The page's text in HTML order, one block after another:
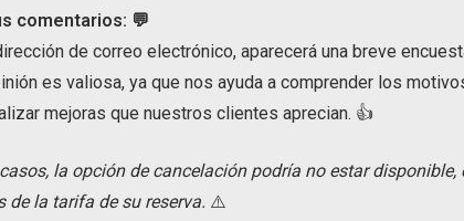
comentarios: 💬
de correo electrónico, aparecerá una breve
es valiosa, ya que nos ayuda a comprender los
mejoras que nuestros clientes aprecian. 👍
la opción de cancelación podría no estar disponible,
de la tarifa de su reserva. ⚠️